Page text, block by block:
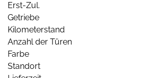
Erst-Zul.
Getriebe
Kilometerstand
Anzahl der Türen
Farbe
Standort